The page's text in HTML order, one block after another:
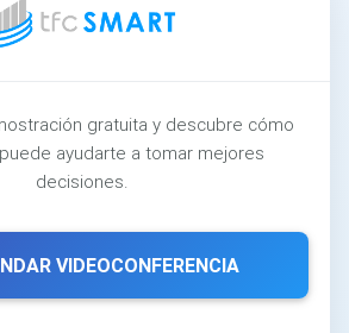
gratuita y descubre cómo
puede ayudarte a tomar mejores
decisiones.
VIDEOCONFERENCIA